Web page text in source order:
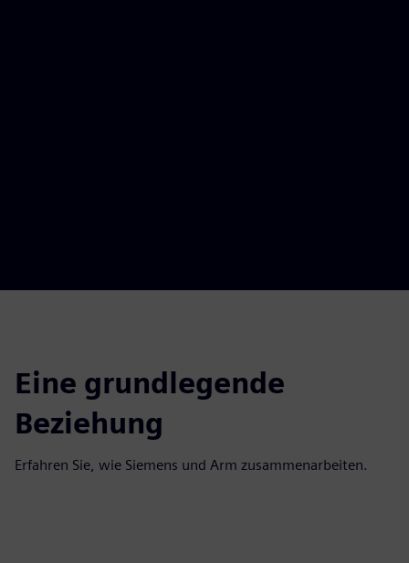
Eine grundlegende
Beziehung
Erfahren Sie, wie Siemens und Arm zusammenarbeiten.